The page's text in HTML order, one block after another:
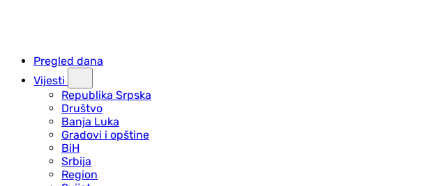
Pregled dana
Vijesti
Republika Srpska
Društvo
Banja Luka
Gradovi i opštine
BiH
Srbija
Region